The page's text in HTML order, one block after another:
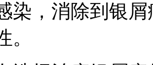
染，消除到银
。